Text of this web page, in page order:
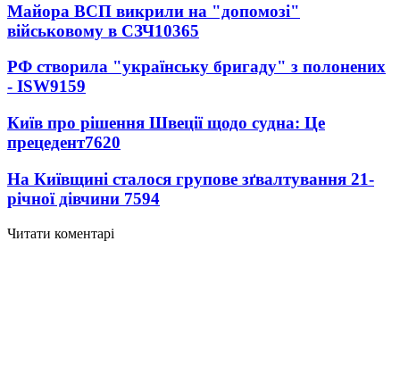
Майора ВСП викрили на "допомозі"
військовому в СЗЧ10365
РФ створила "українську бригаду" з полонених
- ISW9159
Київ про рішення Швеції щодо судна: Це
прецедент7620
На Київщині сталося групове зґвалтування 21-
річної дівчини 7594
Читати коментарі